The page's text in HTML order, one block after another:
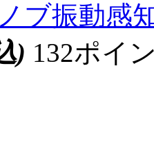
ブ振動感
) 132ポイ